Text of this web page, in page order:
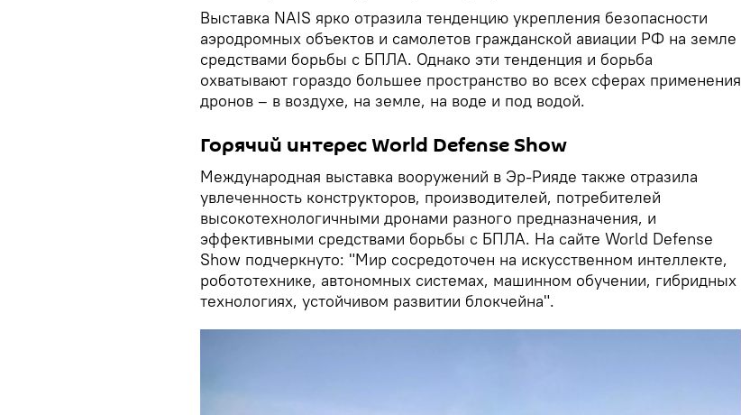
Выставка NAIS ярко отразила тенденцию укрепления безопасности
аэродромных объектов и самолетов гражданской авиации РФ на земле
средствами борьбы с БПЛА. Однако эти тенденция и борьба
охватывают гораздо большее пространство во всех сферах применения
дронов – в воздухе, на земле, на воде и под водой.
Горячий интерес World Defense Show
Международная выставка вооружений в Эр-Рияде также отразила
увлеченность конструкторов, производителей, потребителей
высокотехнологичными дронами разного предназначения, и
эффективными средствами борьбы с БПЛА. На сайте World Defense
Show подчеркнуто: "Мир сосредоточен на искусственном интеллекте,
робототехнике, автономных системах, машинном обучении, гибридных
технологиях, устойчивом развитии блокчейна".